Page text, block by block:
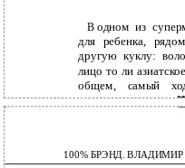
В одном из
для ребенка,
другую куклу:
лицо то ли
общем, самый
культуре типаж.
100% БРЭНД.